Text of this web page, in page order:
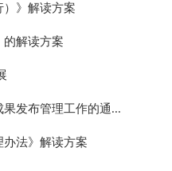
）》解读方案
的解读方案
发布管理工作的通...
办法》解读方案